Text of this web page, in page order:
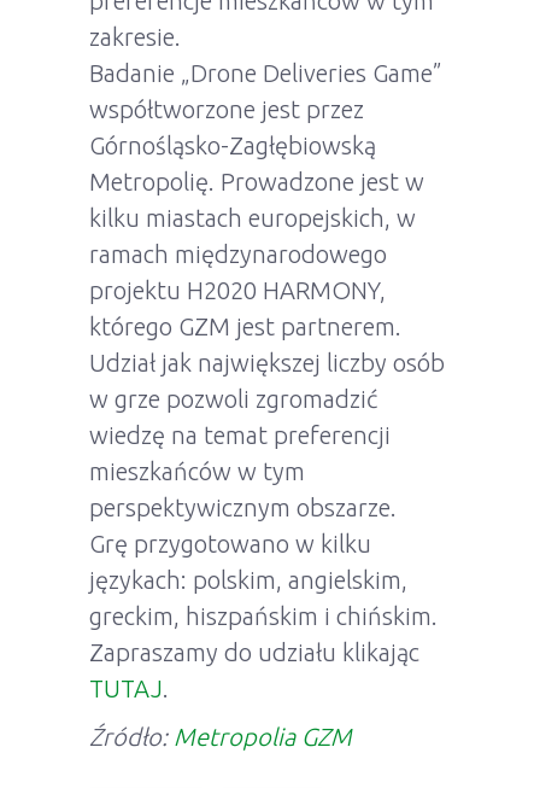
zakresie.
Badanie „Drone Deliveries Game”
współtworzone jest przez
Górnośląsko-Zagłębiowską
Metropolię. Prowadzone jest w
kilku miastach europejskich, w
ramach międzynarodowego
projektu H2020 HARMONY,
którego GZM jest partnerem.
Udział jak największej liczby osób
w grze pozwoli zgromadzić
wiedzę na temat preferencji
mieszkańców w tym
perspektywicznym obszarze.
Grę przygotowano w kilku
językach: polskim, angielskim,
greckim, hiszpańskim i chińskim.
Zapraszamy do udziału klikając
TUTAJ.
Źródło: Metropolia GZM